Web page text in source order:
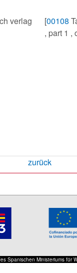
verlag
[00108
, part 1 ,
zurück
Spanischen Ministeriums